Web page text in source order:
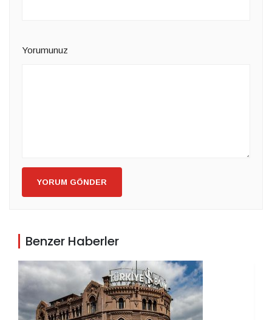
Yorumunuz
YORUM GÖNDER
Benzer Haberler